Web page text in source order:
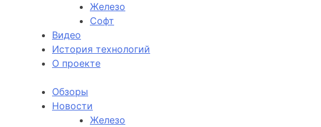
Железо
Софт
Видео
История технологий
О проекте
Обзоры
Новости
Железо